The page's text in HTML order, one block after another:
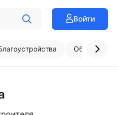
Войти